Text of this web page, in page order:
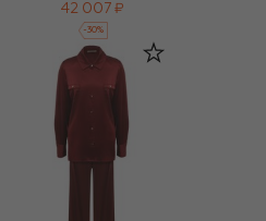
42 007 ₽
-30%